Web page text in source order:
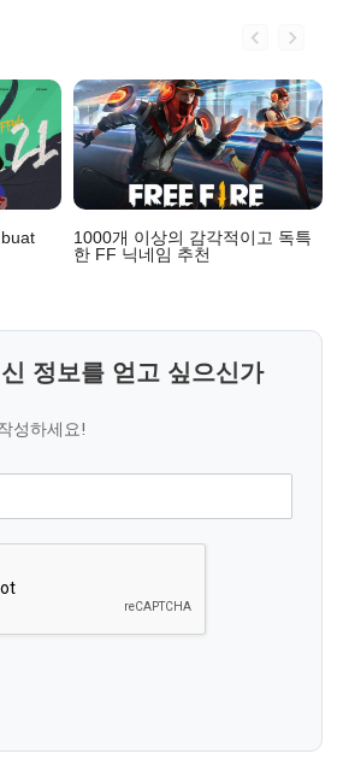
1000개 이상의 감각적이고 독특
한 FF 닉네임 추천
정보를 얻고 싶으신가
성하세요!